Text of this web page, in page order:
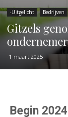
-Uitgelicht Bedrijven
Gitzels
1 maart 2025
Begin